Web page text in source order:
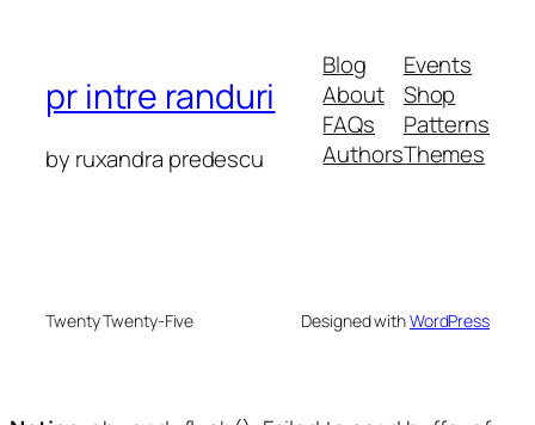
pr intre randuri
by ruxandra predescu
Blog
About
FAQs
Authors
Events
Shop
Patterns
Themes
Twenty Twenty-Five Designed withWordPress